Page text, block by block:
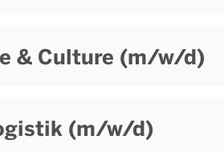
& Culture (m/w/d)
(m/w/d)